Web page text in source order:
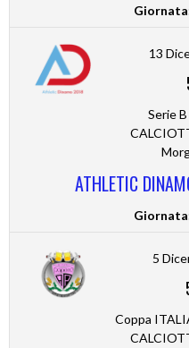
13
Serie
ATHLETIC
5
Coppa